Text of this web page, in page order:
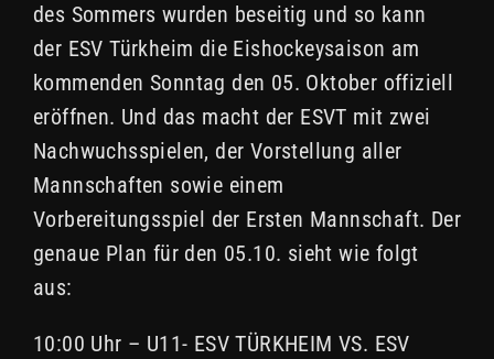
des Sommers wurden beseitig und so kann
der ESV Türkheim die Eishockeysaison am
kommenden Sonntag den 05. Oktober offiziell
eröffnen. Und das macht der ESVT mit zwei
Nachwuchsspielen, der Vorstellung aller
Mannschaften sowie einem
Vorbereitungsspiel der Ersten Mannschaft. Der
genaue Plan für den 05.10. sieht wie folgt
aus:
10:00 Uhr – U11- ESV TÜRKHEIM VS. ESV